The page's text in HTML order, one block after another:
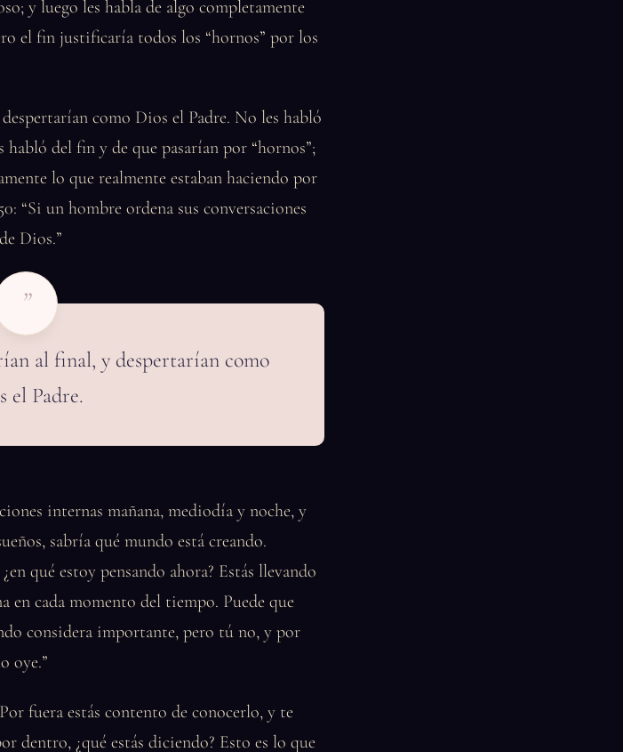
y luego les habla de algo completamente
el fin justificaría todos los “hornos” por los
como Dios el Padre. No les habló
habló del fin y de que pasarían por “hornos”;
lo que realmente estaban haciendo por
“Si un hombre ordena sus conversaciones
Dios.”
”
al final, y despertarían como
el Padre.
internas mañana, mediodía y noche, y
sabría qué mundo está creando.
qué estoy pensando ahora? Estás llevando
en cada momento del tiempo. Puede que
considera importante, pero tú no, y por
oye.”
fuera estás contento de conocerlo, y te
dentro, ¿qué estás diciendo? Esto es lo que